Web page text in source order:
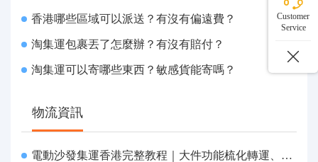
香港哪些區域可以派送？有沒有偏遠費？
淘集運包裹丟了怎麼辦？有沒有賠付？
淘集運可以寄哪些東西？敏感貨能寄嗎？
物流資訊
電動沙發集運香港完整教程｜大件功能梳化轉運、打包清關上門派送
Customer
Service